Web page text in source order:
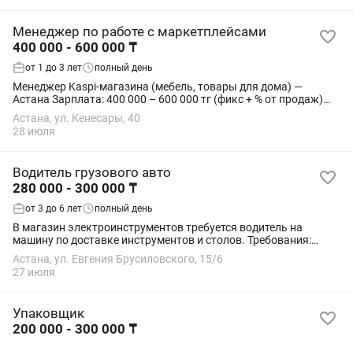
Менеджер по работе с маркетплейсами
400 000 - 600 000 ₸
от 1 до 3 лет полный день
Менеджер Kaspi-магазина (мебель, товары для дома) —
Астана Зарплата: 400 000 – 600 000 тг (фикс + % от продаж)
Финальная цифра — по результатам собеседования и опыту.
Сильный кандидат с реальными...
Астана, ул. Кенесары, 40
28 июля
Водитель грузового авто
280 000 - 300 000 ₸
от 3 до 6 лет полный день
В магазин электроинструментов требуется водитель на
машину по доставке инструментов и столов. Требования:
аккуратное вождение,умение общаться с клиентами,
пунктуальность, без вредных привычек...
Астана, ул. Евгения Брусиловского, 15/6
27 июля
Упаковщик
200 000 - 300 000 ₸